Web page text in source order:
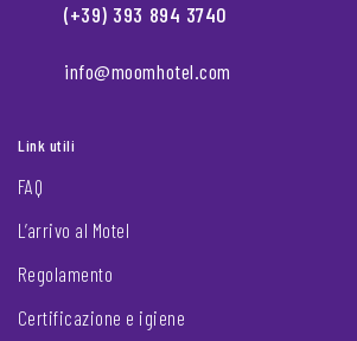
(+39) 393 894 3740
info@moomhotel.com
Link utili
FAQ
L’arrivo al Motel
Regolamento
Certificazione e igiene